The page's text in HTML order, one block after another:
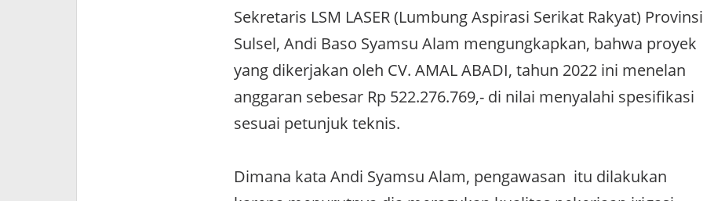
Sekretaris LSM LASER (Lumbung Aspirasi Serikat Rakyat) Provinsi
Sulsel, Andi Baso Syamsu Alam mengungkapkan, bahwa proyek
yang dikerjakan oleh CV. AMAL ABADI, tahun 2022 ini menelan
anggaran sebesar Rp 522.276.769,- di nilai menyalahi spesifikasi
sesuai petunjuk teknis.
Dimana kata Andi Syamsu Alam, pengawasan itu dilakukan